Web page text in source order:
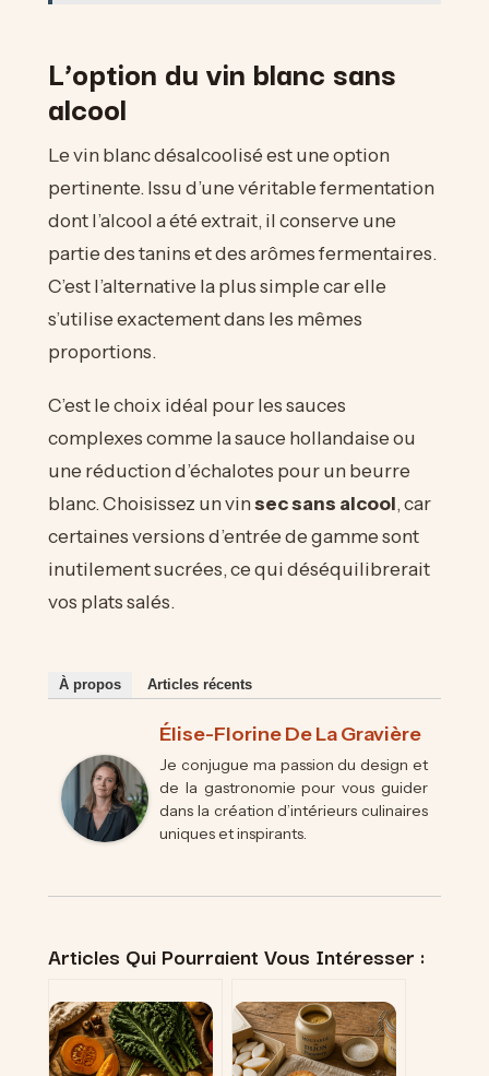
L’option du vin blanc sans
alcool
Le vin blanc désalcoolisé est une option
pertinente. Issu d’une véritable fermentation
dont l’alcool a été extrait, il conserve une
partie des tanins et des arômes fermentaires.
C’est l’alternative la plus simple car elle
s’utilise exactement dans les mêmes
proportions.
C’est le choix idéal pour les sauces
complexes comme la sauce hollandaise ou
une réduction d’échalotes pour un beurre
blanc. Choisissez un vinsec sans alcool, car
certaines versions d’entrée de gamme sont
inutilement sucrées, ce qui déséquilibrerait
vos plats salés.
À propos Articles récents
Élise-Florine De La Gravière
Je conjugue ma passion du design et
de la gastronomie pour vous guider
dans la création d’intérieurs culinaires
uniques et inspirants.
Articles Qui Pourraient Vous Intéresser :